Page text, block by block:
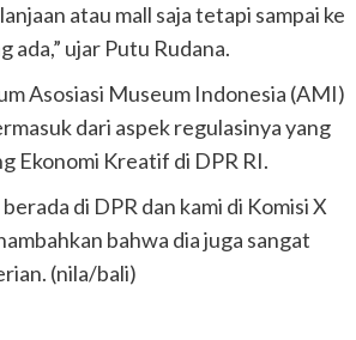
atau mall saja tetapi sampai ke
ujar Putu Rudana.
Asosiasi Museum Indonesia (AMI)
dari aspek regulasinya yang
Ekonomi Kreatif di DPR RI.
di DPR dan kami di Komisi X
bahwa dia juga sangat
(nila/bali)